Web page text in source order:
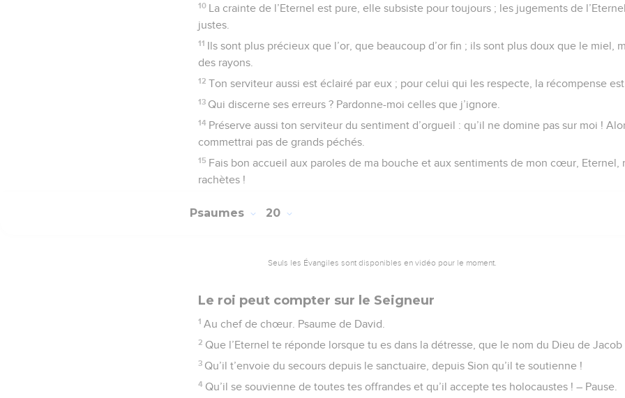
10 La crainte de l’Eternel est pure, elle subsiste pour toujours ; les jugements de
justes.
11 Ils sont plus précieux que l’or, que beaucoup d’or fin ; ils sont plus doux que le miel,
des rayons.
12 Ton serviteur aussi est éclairé par eux ; pour celui qui les respecte, la récompense est
13 Qui discerne ses erreurs ? Pardonne-moi celles que j’ignore.
14 Préserve aussi ton serviteur du sentiment d’orgueil : qu’il ne domine pas sur moi !
commettrai pas de grands péchés.
15 Fais bon accueil aux paroles de ma bouche et aux sentiments de mon cœur, Eternel,
rachètes !
Psaumes 20
Seuls les Évangiles sont disponibles en vidéo pour le moment.
Le roi peut compter sur le Seigneur
1 Au chef de chœur. Psaume de David.
2 Que l’Eternel te réponde lorsque tu es dans la détresse, que le nom du Dieu de
3 Qu’il t’envoie du secours depuis le sanctuaire, depuis Sion qu’il te soutienne !
4 Qu’il se souvienne de toutes tes offrandes et qu’il accepte tes holocaustes ! – Pause.